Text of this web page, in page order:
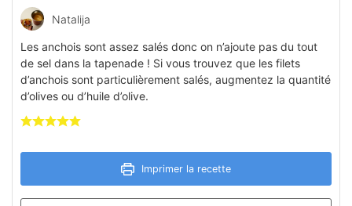
Natalija
Les anchois sont assez salés donc on n’ajoute pas du tout
de sel dans la tapenade ! Si vous trouvez que les filets
d’anchois sont particulièrement salés, augmentez la quantité
d’olives ou d’huile d’olive.
Imprimer la recette